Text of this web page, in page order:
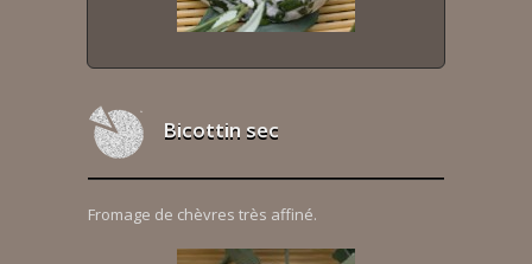
Bicottin sec
Fromage de chèvres très affiné.